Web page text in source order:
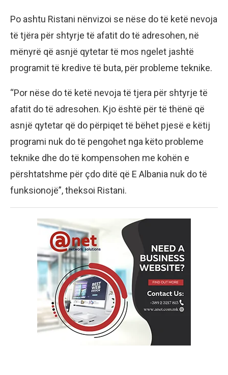
Po ashtu Ristani nënvizoi se nëse do të ketë nevoja
të tjëra për shtyrje të afatit do të adresohen, në
mënyrë që asnjë qytetar të mos ngelet jashtë
programit të kredive të buta, për probleme teknike.
“Por nëse do të ketë nevoja të tjera për shtyrje të
afatit do të adresohen. Kjo është për të thënë që
asnjë qytetar që do përpiqet të bëhet pjesë e këtij
programi nuk do të pengohet nga këto probleme
teknike dhe do të kompensohen me kohën e
përshtatshme për çdo ditë që E Albania nuk do të
funksionojë”, theksoi Ristani.